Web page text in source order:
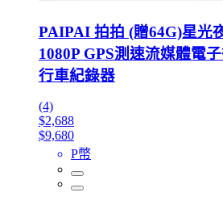
PAIPAI 拍拍 (贈64G)星光
1080P GPS測速流媒體電
行車紀錄器
(4)
$2,688
$9,680
P幣